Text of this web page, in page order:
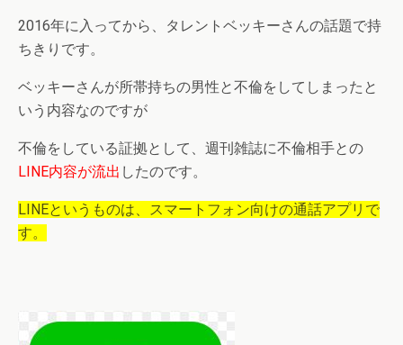
2016年に入ってから、
タレントベッキーさんの話題で持
ちきりです。
ベッキーさんが所帯持ちの男性と不倫をしてしまったと
いう内容なのですが
不倫をしている証拠として、週刊雑誌に不倫相手との
LINE内容が流出 したのです。
LINEというものは、スマートフォン向けの通話アプリで
す。